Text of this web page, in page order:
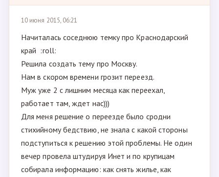
10 июня 2015, 06:21
Начиталась соседнюю темку про Краснодарский
край :roll:
Решила создать тему про Москву.
Нам в скором времени грозит переезд.
Муж уже 2 с лишним месяца как переехал,
работает там, ждет нас)))
Для меня решение о переезде было сродни
стихийному бедствию, не знала с какой стороны
подступиться к решению этой проблемы. Не один
вечер провела штудируя Инет и по крупицам
собирала информацию: как снять жилье, как